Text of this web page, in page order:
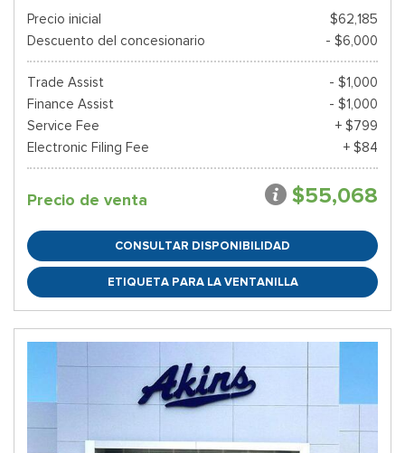
Precio inicial
$62,185
Descuento del concesionario
- $6,000
Trade Assist
- $1,000
Finance Assist
- $1,000
Service Fee
+ $799
Electronic Filing Fee
+ $84
Precio de venta $55,068
CONSULTAR DISPONIBILIDAD
ETIQUETA PARA LA VENTANILLA